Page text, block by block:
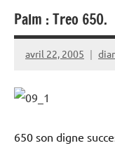
Palm : Treo 650.
avril 22, 2005
650 son digne